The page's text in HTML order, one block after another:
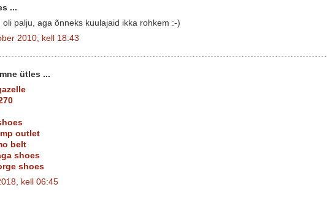
...
oli palju, aga õnneks kuulajaid ikka rohkem :-)
2010, kell 18:43
ütles ...
outlet
belt
shoes
shoes
kell 06:45